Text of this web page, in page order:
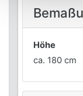
Höhe
ca. 180 cm